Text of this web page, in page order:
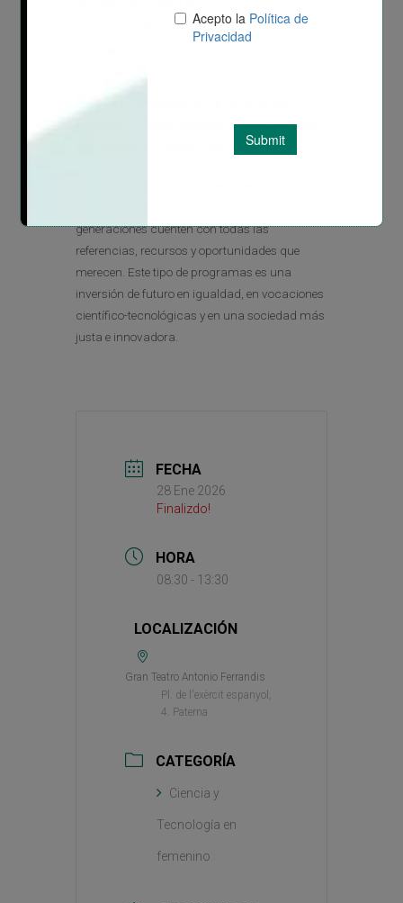
Toda la información en la landing del
https://ptpaterna.es/ciencia-y-
generaciones cuenten con todas las
referencias, recursos y oportunidades que
merecen. Este tipo de programas es una
inversión de futuro en igualdad, en vocaciones
científico-tecnológicas y en una sociedad más
justa e innovadora.
FECHA
28 Ene 2026
Finalizdo!
HORA
08:30 - 13:30
LOCALIZACIÓN
Gran Teatro Antonio Ferrandis
Pl. de l'exèrcit espanyol,
4. Paterna
CATEGORÍA
Ciencia y
Tecnología en
femenino